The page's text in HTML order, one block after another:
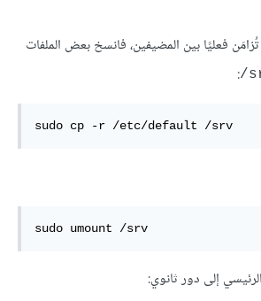
تُزامَن فعليًا بين المضيفين، فانسخ بعض الملفات
:
sudo cp -r /etc/default /srv
sudo umount /srv
إلى دور ثانوي: